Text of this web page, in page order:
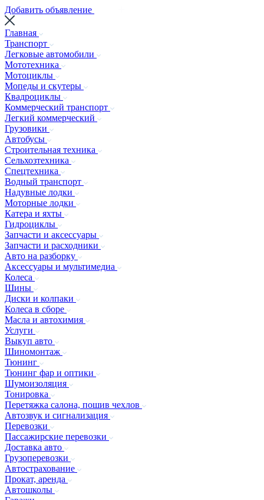
Добавить объявление
Главная
Транспорт
Легковые автомобили
Мототехника
Мотоциклы
Мопеды и скутеры
Квадроциклы
Коммерческий транспорт
Легкий коммерческий
Грузовики
Автобусы
Строительная техника
Сельхозтехника
Спецтехника
Водный транспорт
Надувные лодки
Моторные лодки
Катера и яхты
Гидроциклы
Запчасти и аксессуары
Запчасти и расходники
Авто на разборку
Аксессуары и мультимедиа
Колеса
Шины
Диски и колпаки
Колеса в сборе
Масла и автохимия
Услуги
Выкуп авто
Шиномонтаж
Тюнинг
Тюнинг фар и оптики
Шумоизоляция
Тонировка
Перетяжка салона, пошив чехлов
Автозвук и сигнализация
Перевозки
Пассажирские перевозки
Доставка авто
Грузоперевозки
Автострахование
Прокат, аренда
Автошколы